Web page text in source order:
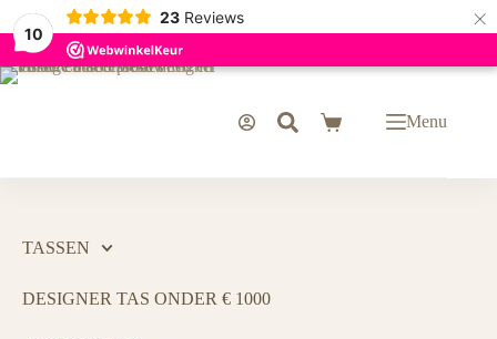
10
23 Reviews ×
Menu
TASSEN
DESIGNER TAS ONDER € 1000